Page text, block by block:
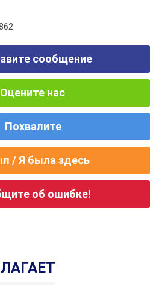
сообщение
Оцените нас
Похвалите
/ Я была здесь
об ошибке!